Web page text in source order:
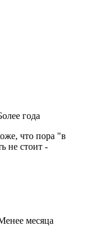
года
что пора "в
не стоит -
месяца